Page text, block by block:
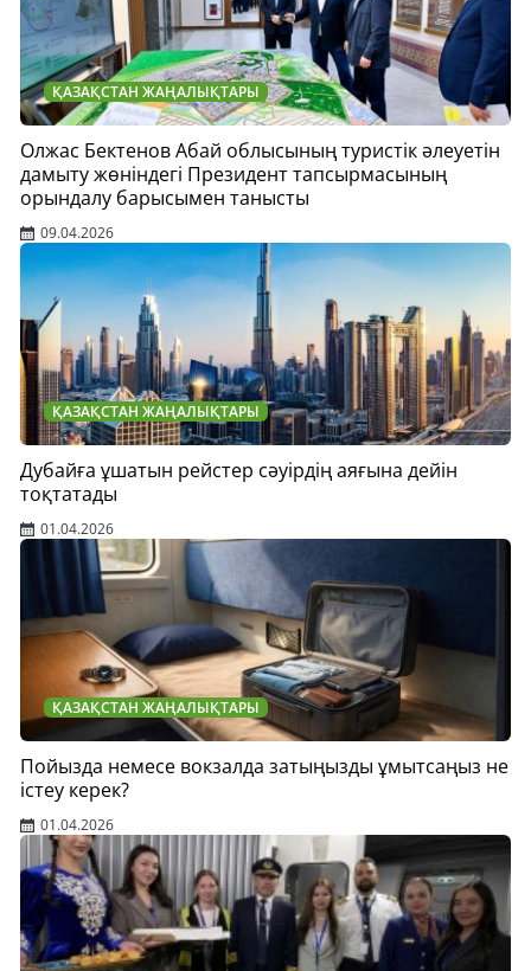
ҚАЗАҚСТАН ЖАҢАЛЫҚТАРЫ
Олжас Бектенов Абай облысының туристік әлеуетін
дамыту жөніндегі Президент тапсырмасының
орындалу барысымен танысты
09.04.2026
ҚАЗАҚСТАН ЖАҢАЛЫҚТАРЫ
Дубайға ұшатын рейстер сәуірдің аяғына дейін
тоқтатады
01.04.2026
ҚАЗАҚСТАН ЖАҢАЛЫҚТАРЫ
Пойызда немесе вокзалда затыңызды ұмытсаңыз не
істеу керек?
01.04.2026